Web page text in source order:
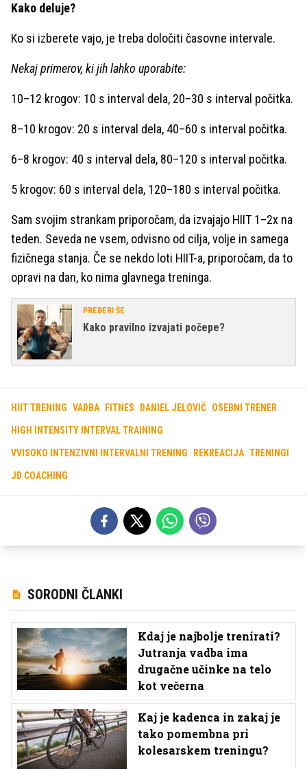
Kako deluje?
Ko si izberete vajo, je treba določiti časovne intervale.
Nekaj primerov, ki jih lahko uporabite:
10–12 krogov: 10 s interval dela, 20–30 s interval počitka.
8–10 krogov: 20 s interval dela, 40–60 s interval počitka.
6–8 krogov: 40 s interval dela, 80–120 s interval počitka.
5 krogov: 60 s interval dela, 120–180 s interval počitka.
Sam svojim strankam priporočam, da izvajajo HIIT 1–2x na
teden. Seveda ne vsem, odvisno od cilja, volje in samega
fizičnega stanja. Če se nekdo loti HIIT-a, priporočam, da to
opravi na dan, ko nima glavnega treninga.
PREBERI ŠE
Kako pravilno izvajati počepe?
HIIT TRENING VADBA FITNES DANIEL JELOVIČ OSEBNI TRENER
HIGH INTENSITY INTERVAL TRAINING
VVISOKO INTENZIVNI INTERVALNI TRENING REKREACIJA TRENINGI
JD COACHING
SORODNI ČLANKI
Kdaj je najbolje trenirati?
Jutranja vadba ima
drugačne učinke na telo
kot večerna
Kaj je kadenca in zakaj je
tako pomembna pri
kolesarskem treningu?